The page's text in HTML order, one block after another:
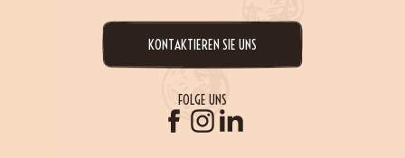
KONTAKTIEREN SIE UNS
FOLGE UNS